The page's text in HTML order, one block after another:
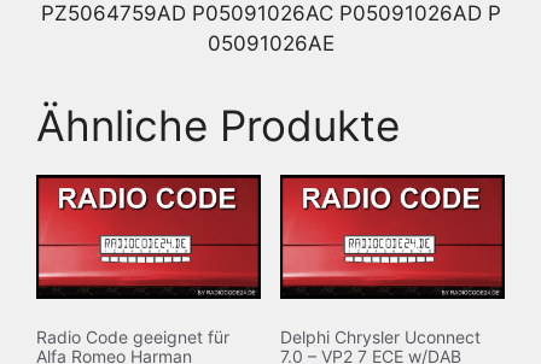
PZ5064759AD P05091026AC P05091026AD P
05091026AE
Ähnliche Produkte
Radio Code geeignet für
Alfa Romeo Harman
Delphi Chrysler Uconnect
7.0 – VP2 7 ECE w/DAB